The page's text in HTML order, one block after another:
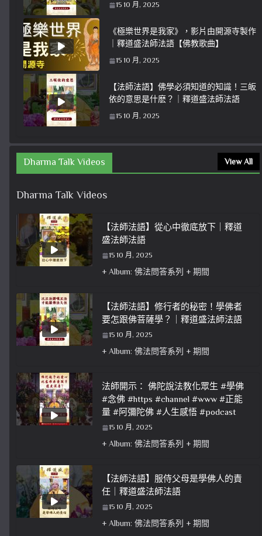
15 10 月, 2025
《極樂世界是我家》，影片由開源寺製作
｜釋道盛法師法語【佛教歌曲】
15 10 月, 2025
【法師法語】佛學必須知道的知識！三皈
依的意思是什麽？｜釋道盛法師法語
15 10 月, 2025
Dharma Talk Videos View All
Dharma Talk Videos
【法師法語】從心中徹底放下｜釋道
盛法師法語
15 10 月, 2025
+ Album: 佛法問答系列 + 期間
【法師法語】修行者的秘密！學佛者
要怎跟佛菩薩學？｜釋道盛法師法語
15 10 月, 2025
+ Album: 佛法問答系列 + 期間
法師開示： 佛陀說法教化眾生 #學佛
#念佛 #https #channel #www #正能
量 #阿彌陀佛 #人生感悟 #podcast
15 10 月, 2025
+ Album: 佛法問答系列 + 期間
【法師法語】服侍父母是學佛人的責
任｜釋道盛法師法語
15 10 月, 2025
+ Album: 佛法問答系列 + 期間